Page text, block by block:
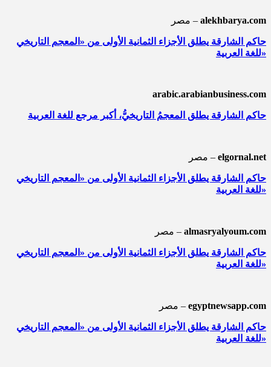
مصر – alekhbarya.com
حاكم الشارقة يطلق الأجزاء الثمانية الأولى من «المعجم التاريخي
للغة العربية»
arabic.arabianbusiness.com
حاكم الشارقة يطلق المعجمُ التاريخيُّ، أكبر مرجع للغة العربية
مصر – elgornal.net
حاكم الشارقة يطلق الأجزاء الثمانية الأولى من «المعجم التاريخي
للغة العربية»
مصر – almasryalyoum.com
حاكم الشارقة يطلق الأجزاء الثمانية الأولى من «المعجم التاريخي
للغة العربية»
مصر – egyptnewsapp.com
حاكم الشارقة يطلق الأجزاء الثمانية الأولى من «المعجم التاريخي
للغة العربية»